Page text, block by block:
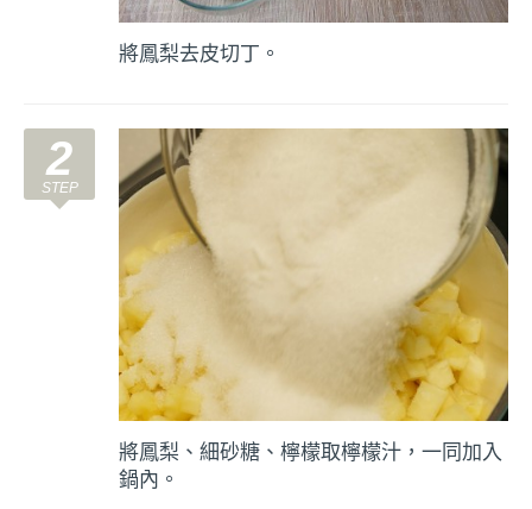
將鳳梨去皮切丁。
2
將鳳梨、細砂糖、檸檬取檸檬汁，一同加入
鍋內。